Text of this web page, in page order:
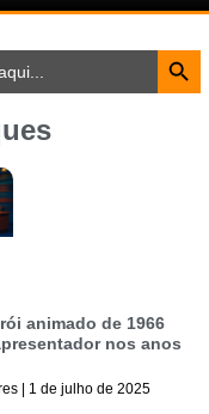
Search Button
animado de 1966
nos anos
1 de julho de 2025